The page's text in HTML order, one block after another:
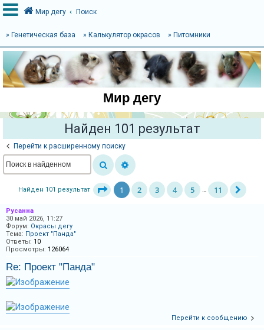
В
х
о
Р
е
г
т
р
а
и
я
Мир дегу Поиск
» Генетическая база » Калькулятор окрасов » Питомники
Мир дегу
Найден 101 результат
Перейти к расширенному поиску
Найден 101 результат 1 2 3 4 5 … 11
Русанна
30 май 2026, 11:27
Форум: Окрасы дегу
Тема: Проект "Панда"
Ответы: 10
Просмотры: 126064
Re: Проект "Панда"
Перейти к сообщению